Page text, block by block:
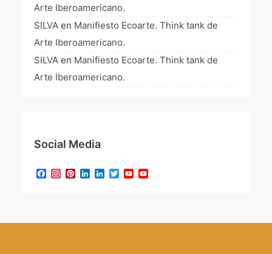
Arte Iberoamericano.
SILVA en Manifiesto Ecoarte. Think tank de
Arte Iberoamericano.
SILVA en Manifiesto Ecoarte. Think tank de
Arte Iberoamericano.
Social Media
Facebook
Instagram
Pinterest
LinkedIn
LinkedIn
TwitterYouTube